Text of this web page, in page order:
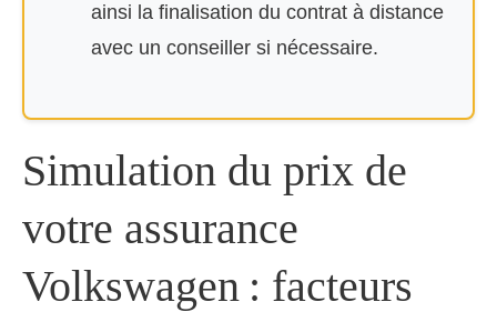
ainsi la finalisation du contrat à distance
avec un conseiller si nécessaire.
Simulation du prix de
votre assurance
Volkswagen : facteurs